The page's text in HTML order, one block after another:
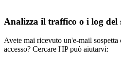
Analizza il traffico o i log del
Avete mai ricevuto un'e-mail
accesso? Cercare l'IP può aiutarvi: